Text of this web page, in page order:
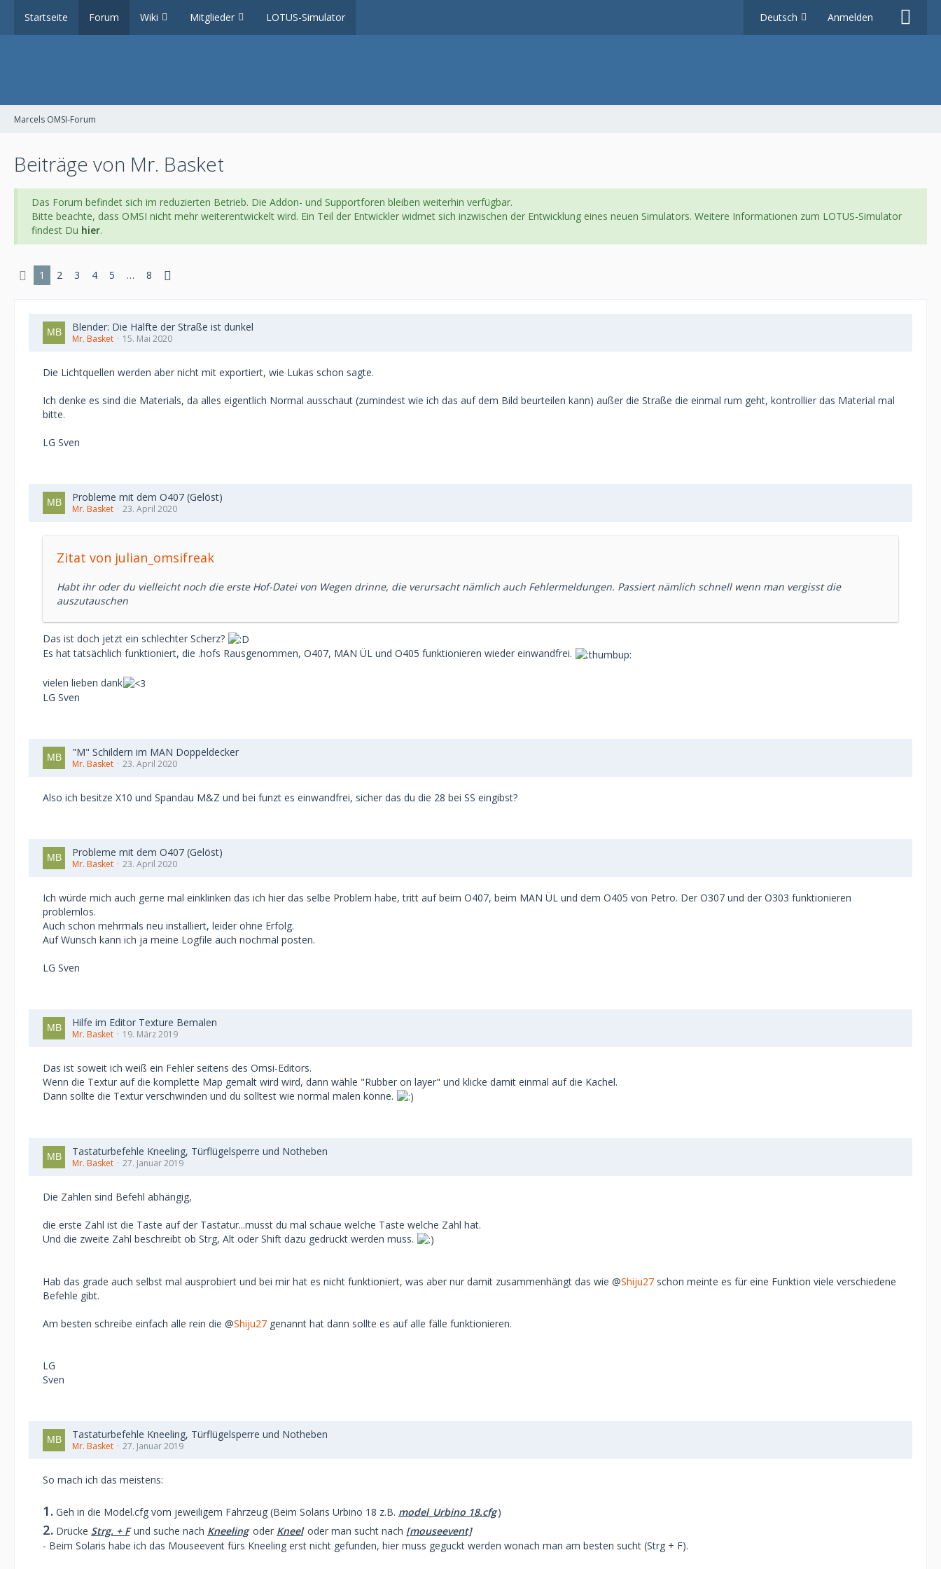
Startseite Forum Wiki Mitglieder LOTUS-Simulator Deutsch Anmelden
Marcels OMSI-Forum
Beiträge von Mr. Basket
Das Forum befindet sich im reduzierten Betrieb. Die Addon- und Supportforen bleiben weiterhin verfügbar.
Bitte beachte, dass OMSI nicht mehr weiterentwickelt wird. Ein Teil der Entwickler widmet sich inzwischen der Entwicklung eines neuen Simulators. Weitere Informationen zum LOTUS-Simulator
findest Du hier.
1 2 3 4 5 … 8
Blender: Die Hälfte der Straße ist dunkel
Mr. Basket 15. Mai 2020
Die Lichtquellen werden aber nicht mit exportiert, wie Lukas schon sagte.
Ich denke es sind die Materials, da alles eigentlich Normal ausschaut (zumindest wie ich das auf dem Bild beurteilen kann) außer die Straße die einmal rum geht, kontrollier das Material mal
bitte.
LG Sven
Probleme mit dem O407 (Gelöst)
Mr. Basket 23. April 2020
Zitat von julian_omsifreak
Habt ihr oder du vielleicht noch die erste Hof-Datei von Wegen drinne, die verursacht nämlich auch Fehlermeldungen. Passiert nämlich schnell wenn man vergisst die
auszutauschen
Das ist doch jetzt ein schlechter Scherz?
Es hat tatsächlich funktioniert, die .hofs Rausgenommen, O407, MAN ÜL und O405 funktionieren wieder einwandfrei.
vielen lieben dank
LG Sven
"M" Schildern im MAN Doppeldecker
Mr. Basket 23. April 2020
Also ich besitze X10 und Spandau M&Z und bei funzt es einwandfrei, sicher das du die 28 bei SS eingibst?
Probleme mit dem O407 (Gelöst)
Mr. Basket 23. April 2020
Ich würde mich auch gerne mal einklinken das ich hier das selbe Problem habe, tritt auf beim O407, beim MAN ÜL und dem O405 von Petro. Der O307 und der O303 funktionieren
problemlos.
Auch schon mehrmals neu installiert, leider ohne Erfolg.
Auf Wunsch kann ich ja meine Logfile auch nochmal posten.
LG Sven
Hilfe im Editor Texture Bemalen
Mr. Basket 19. März 2019
Das ist soweit ich weiß ein Fehler seitens des Omsi-Editors.
Wenn die Textur auf die komplette Map gemalt wird wird, dann wähle "Rubber on layer" und klicke damit einmal auf die Kachel.
Dann sollte die Textur verschwinden und du solltest wie normal malen könne.
Tastaturbefehle Kneeling, Türflügelsperre und Notheben
Mr. Basket 27. Januar 2019
Die Zahlen sind Befehl abhängig,
die erste Zahl ist die Taste auf der Tastatur...musst du mal schaue welche Taste welche Zahl hat.
Und die zweite Zahl beschreibt ob Strg, Alt oder Shift dazu gedrückt werden muss.
Hab das grade auch selbst mal ausprobiert und bei mir hat es nicht funktioniert, was aber nur damit zusammenhängt das wie @Shiju27 schon meinte es für eine Funktion viele verschiedene
Befehle gibt.
Am besten schreibe einfach alle rein die @Shiju27 genannt hat dann sollte es auf alle fälle funktionieren.
LG
Sven
Tastaturbefehle Kneeling, Türflügelsperre und Notheben
Mr. Basket 27. Januar 2019
So mach ich das meistens:
1. Geh in die Model.cfg vom jeweiligem Fahrzeug (Beim Solaris Urbino 18 z.B. model_Urbino 18.cfg)
2. Drücke Strg. + Fund suche nach Kneeling oder Kneel oder man sucht nach [mouseevent]
- Beim Solaris habe ich das Mouseevent fürs Kneeling erst nicht gefunden, hier muss geguckt werden wonach man am besten sucht (Strg + F).